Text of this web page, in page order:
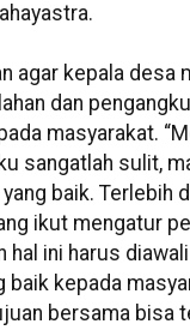
agar kepala desa
dan
masyarakat.
sangatlah sulit,
baik. Terlebih
ikut mengatur
hal ini harus
baik kepada
bersama bisa